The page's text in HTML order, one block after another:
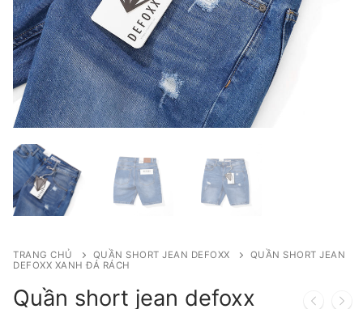
TRANG CHỦ QUẦN SHORT JEAN DEFOXX
QUẦN SHORT JEAN
DEFOXX XANH ĐÁ RÁCH
Quần short jean defoxx